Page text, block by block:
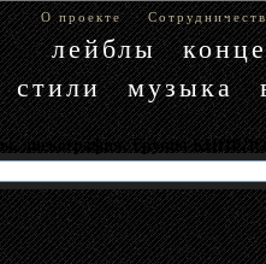
О проекте
лейблы
стили
музыка
дискография. Группа